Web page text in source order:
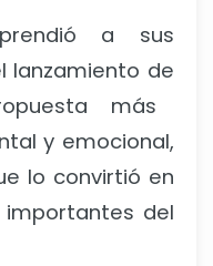
a sus
lanzamiento de
más
y emocional,
lo convirtió en
del